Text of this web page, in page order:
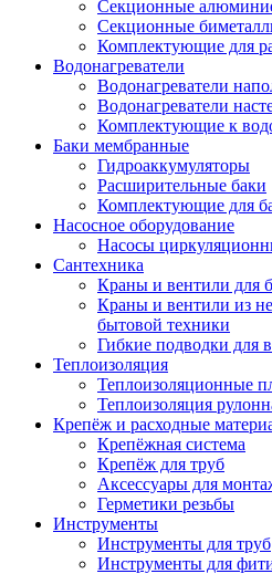
Секционные
Секционные
Комплектующие для
Водонагреватели
Водонагреватели
Водонагреватели
Комплектующие к
Баки мембранные
Гидроаккумуляторы
Расширительные баки
Комплектующие для
Насосное оборудование
Насосы
Сантехника
Краны и вентили для
Краны и вентили из
бытовой техники
Гибкие подводки для
Теплоизоляция
Теплоизоляционные
Теплоизоляция
Крепёж и расходные
Крепёжная система
Крепёж для труб
Аксессуары для
Герметики резьбы
Инструменты
Инструменты для труб
Инструменты для